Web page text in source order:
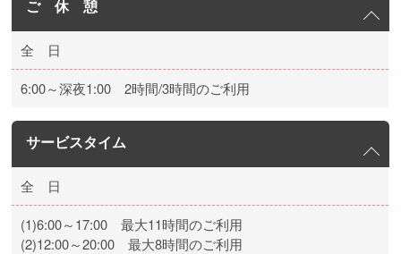
ご 休 憩
全 日
6:00～深夜1:00 2時間/3時間のご利用
サービスタイム
全 日
(1)6:00～17:00 最大11時間のご利用
(2)12:00～20:00 最大8時間のご利用